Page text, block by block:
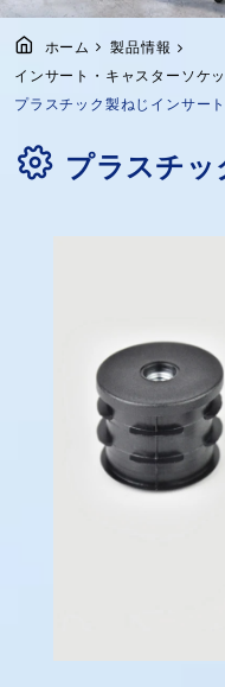
ホーム
製品情報
インサート・キャスターソケ
プラスチック製ねじインサート
プラスチッ